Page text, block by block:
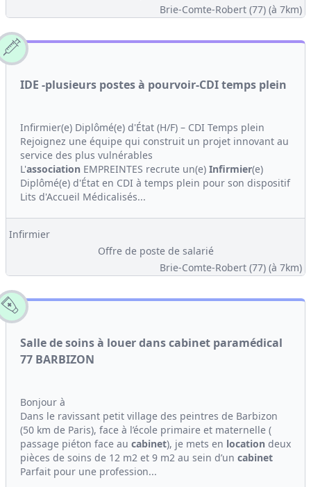
Brie-Comte-Robert (77) (à 7km)
IDE -plusieurs postes à pourvoir-CDI temps plein
Infirmier(e) Diplômé(e) d'État (H/F) – CDI Temps plein
Rejoignez une équipe qui construit un projet innovant au
service des plus vulnérables
L'association EMPREINTES recrute un(e) Infirmier(e)
Diplômé(e) d'État en CDI à temps plein pour son dispositif
Lits d'Accueil Médicalisés...
Infirmier
Offre de poste de salarié
Brie-Comte-Robert (77) (à 7km)
Salle de soins à louer dans cabinet paramédical
77 BARBIZON
Bonjour à
Dans le ravissant petit village des peintres de Barbizon
(50 km de Paris), face à l’école primaire et maternelle (
passage piéton face au cabinet), je mets en location deux
pièces de soins de 12 m2 et 9 m2 au sein d’un cabinet
Parfait pour une profession...